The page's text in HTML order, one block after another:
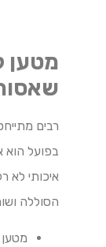
מטען
רבים
בפועל הוא
איכותי לא
הסוללה